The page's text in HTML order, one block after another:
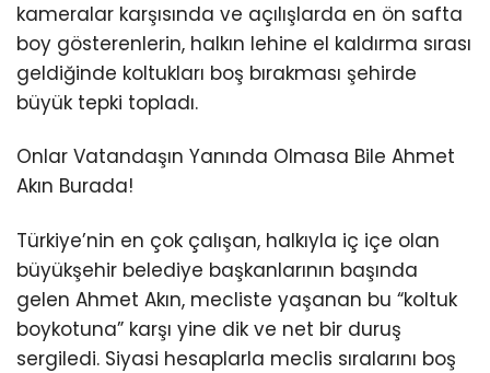
kameralar karşısında ve açılışlarda en ön safta
boy gösterenlerin, halkın lehine el kaldırma sırası
geldiğinde koltukları boş bırakması şehirde
büyük tepki topladı.
Onlar Vatandaşın Yanında Olmasa Bile Ahmet
Akın Burada!
Türkiye’nin en çok çalışan, halkıyla iç içe olan
büyükşehir belediye başkanlarının başında
gelen Ahmet Akın, mecliste yaşanan bu “koltuk
boykotuna” karşı yine dik ve net bir duruş
sergiledi. Siyasi hesaplarla meclis sıralarını boş